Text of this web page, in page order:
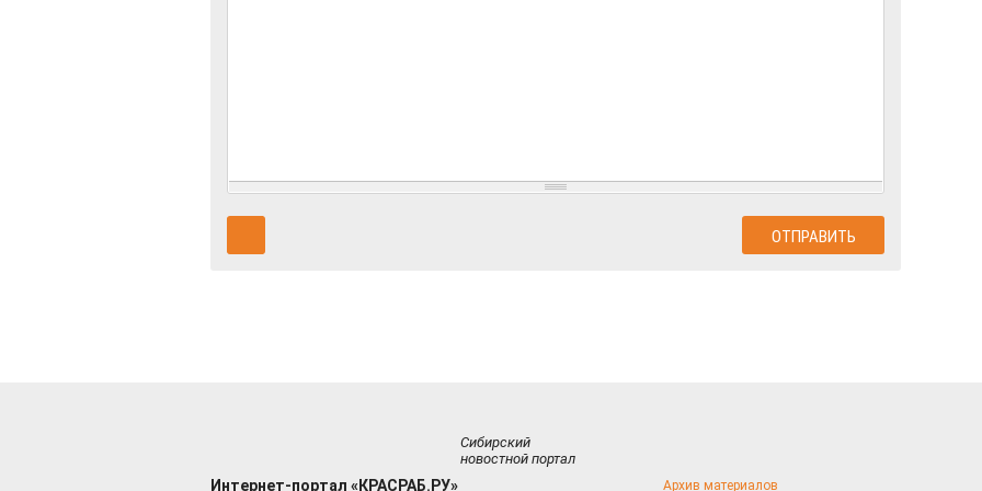
Сибирский
новостной портал
Интернет-портал «КРАСРАБ.РУ» Архив материалов